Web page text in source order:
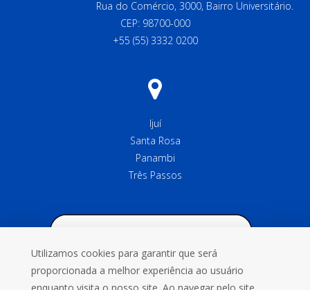
Rua do Comércio, 3000, Bairro Universitário.
CEP: 98700-000
+55 (55) 3332 0200
Ijuí
Santa Rosa
Panambi
Três Passos
Utilizamos cookies para garantir que será
proporcionada a melhor experiência ao usuário